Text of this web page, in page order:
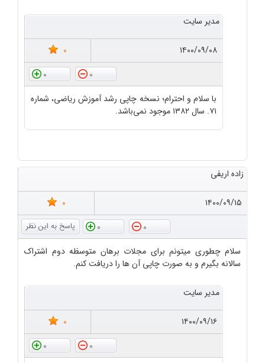
مدیر سایت
۱۴۰۰/۰۹/۰۸
0
0
0
با سلام و احترام؛ نسخه چاپی رشد آموزش ریاضی، شماره
۷۱. سال ۱۳۸۲ موجود نمی‌باشد.
زاده اریفی
۱۴۰۰/۰۹/۱۵
0
0
0
سلام چطوری میتونم برای مجلات برهان متوسظه دوم اشتراک
سالانه بگیرم و به صورت چاپی آن ها را دریافت کنم.
مدیر سایت
۱۴۰۰/۰۹/۱۶
0
0
0